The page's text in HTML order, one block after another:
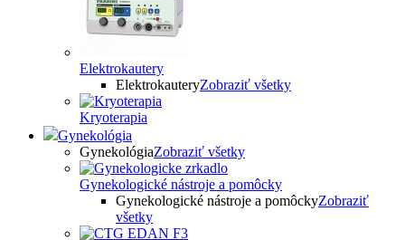
Elektrokautery
ElektrokauteryZobraziť všetky
Kryoterapia
Gynekológia
GynekológiaZobraziť všetky
Gynekologické nástroje a pomôcky
Gynekologické nástroje a pomôckyZobraziť
všetky